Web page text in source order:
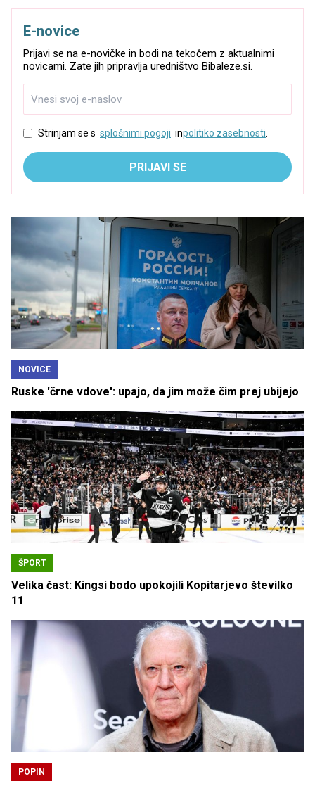
E-novice
Prijavi se na e-novičke in bodi na tekočem z aktualnimi
novicami. Zate jih pripravlja uredništvo Bibaleze.si.
Strinjam se s splošnimi pogoji inpolitiko zasebnosti.
PRIJAVI SE
NOVICE
Ruske 'črne vdove': upajo, da jim može čim prej ubijejo
ŠPORT
Velika čast: Kingsi bodo upokojili Kopitarjevo številko
11
POPIN